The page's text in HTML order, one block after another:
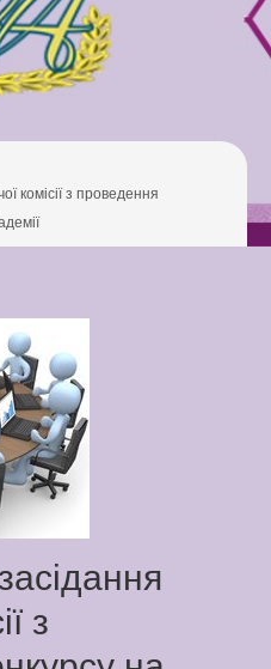
Play is Our Brain’s Favorite
Way
New Friends Everyday at
Latter match class
Swimming Lessons at New
Pool
Play is Our Brain’s Favorite
Latter match class
New Friends Everyday at
Kiddie
комісії з проведення
з